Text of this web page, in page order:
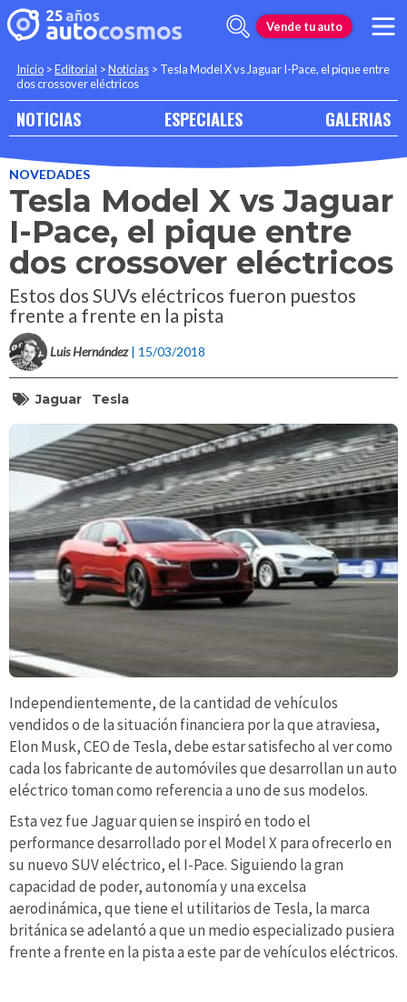
Vende tu auto
Inicio >Editorial >Noticias > Tesla Model X vs Jaguar I-Pace, el pique entre
dos crossover eléctricos
NOTICIAS ESPECIALES GALERIAS
NOVEDADES
Tesla Model X vs Jaguar
I-Pace, el pique entre
dos crossover eléctricos
Estos dos SUVs eléctricos fueron puestos
frente a frente en la pista
Luis Hernández | 15/03/2018
Jaguar Tesla
Independientemente, de la cantidad de vehículos
vendidos o de la situación financiera por la que atraviesa,
Elon Musk, CEO de Tesla, debe estar satisfecho al ver como
cada los fabricante de automóviles que desarrollan un auto
eléctrico toman como referencia a uno de sus modelos.
Esta vez fue Jaguar quien se inspiró en todo el
performance desarrollado por el Model X para ofrecerlo en
su nuevo SUV eléctrico, el I-Pace. Siguiendo la gran
capacidad de poder, autonomía y una excelsa
aerodinámica, que tiene el utilitarios de Tesla, la marca
británica se adelantó a que un medio especializado pusiera
frente a frente en la pista a este par de vehículos eléctricos.